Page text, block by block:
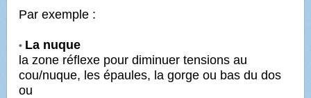
Par exemple :
• La nuque
la zone réflexe pour diminuer tensions au
cou/nuque, les épaules, la gorge ou bas du dos
ou